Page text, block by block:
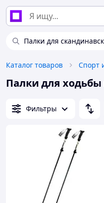
Палки для
Каталог товаров Спорт
Палки для ходьбы
Фильтры